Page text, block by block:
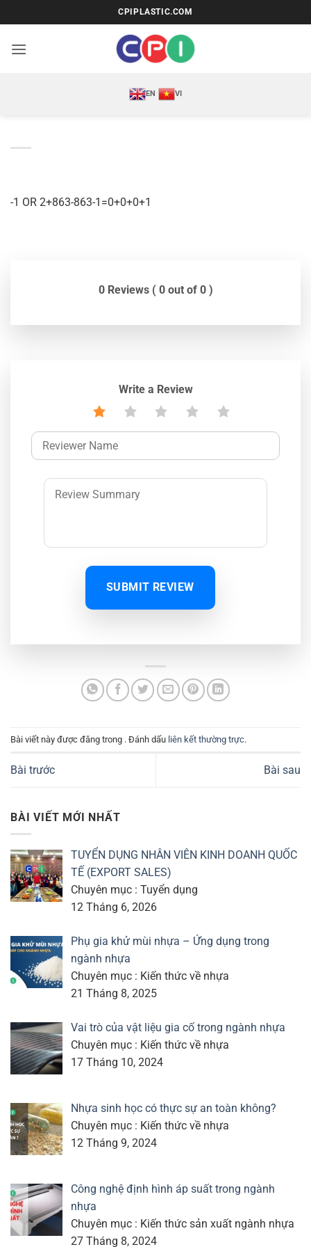
qua
nội
CPIPLASTIC.COM
EN VI
-1 OR 2+863-863-1=0+0+0+1
0 Reviews ( 0 out of 0 )
Write a Review
SUBMIT REVIEW
Bài viết này được đăng trong . Đánh dấu liên kết thường trực.
Bài trước Bài sau
BÀI VIẾT MỚI NHẤT
TUYỂN DỤNG NHÂN VIÊN KINH DOANH QUỐC
TẾ (EXPORT SALES)
Chuyên mục : Tuyển dụng
12 Tháng 6, 2026
Phụ gia khử mùi nhựa – Ứng dụng trong
ngành nhựa
Chuyên mục : Kiến thức về nhựa
21 Tháng 8, 2025
Vai trò của vật liệu gia cố trong ngành nhựa
Chuyên mục : Kiến thức về nhựa
17 Tháng 10, 2024
Nhựa sinh học có thực sự an toàn không?
Chuyên mục : Kiến thức về nhựa
12 Tháng 9, 2024
Công nghệ định hình áp suất trong ngành
nhựa
Chuyên mục : Kiến thức sản xuất ngành nhựa
27 Tháng 8, 2024